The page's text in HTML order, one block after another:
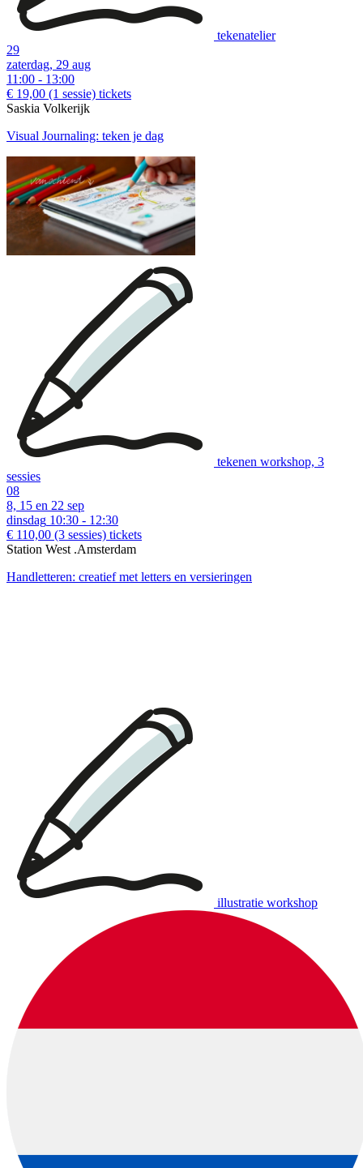
tekenatelier
29
zaterdag, 29 aug
11:00 - 13:00
€ 19,00 (1 sessie) tickets
Saskia Volkerijk
Visual Journaling: teken je dag
tekenen workshop, 3
sessies
08
8, 15 en 22 sep
dinsdag 10:30 - 12:30
€ 110,00 (3 sessies) tickets
Station West .Amsterdam
Handletteren: creatief met letters en versieringen
illustratie workshop